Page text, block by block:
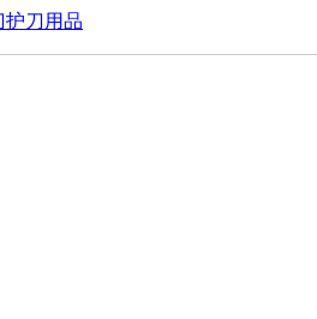
护刀用品